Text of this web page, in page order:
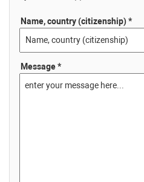
Name, country (citizenship) *
Message *